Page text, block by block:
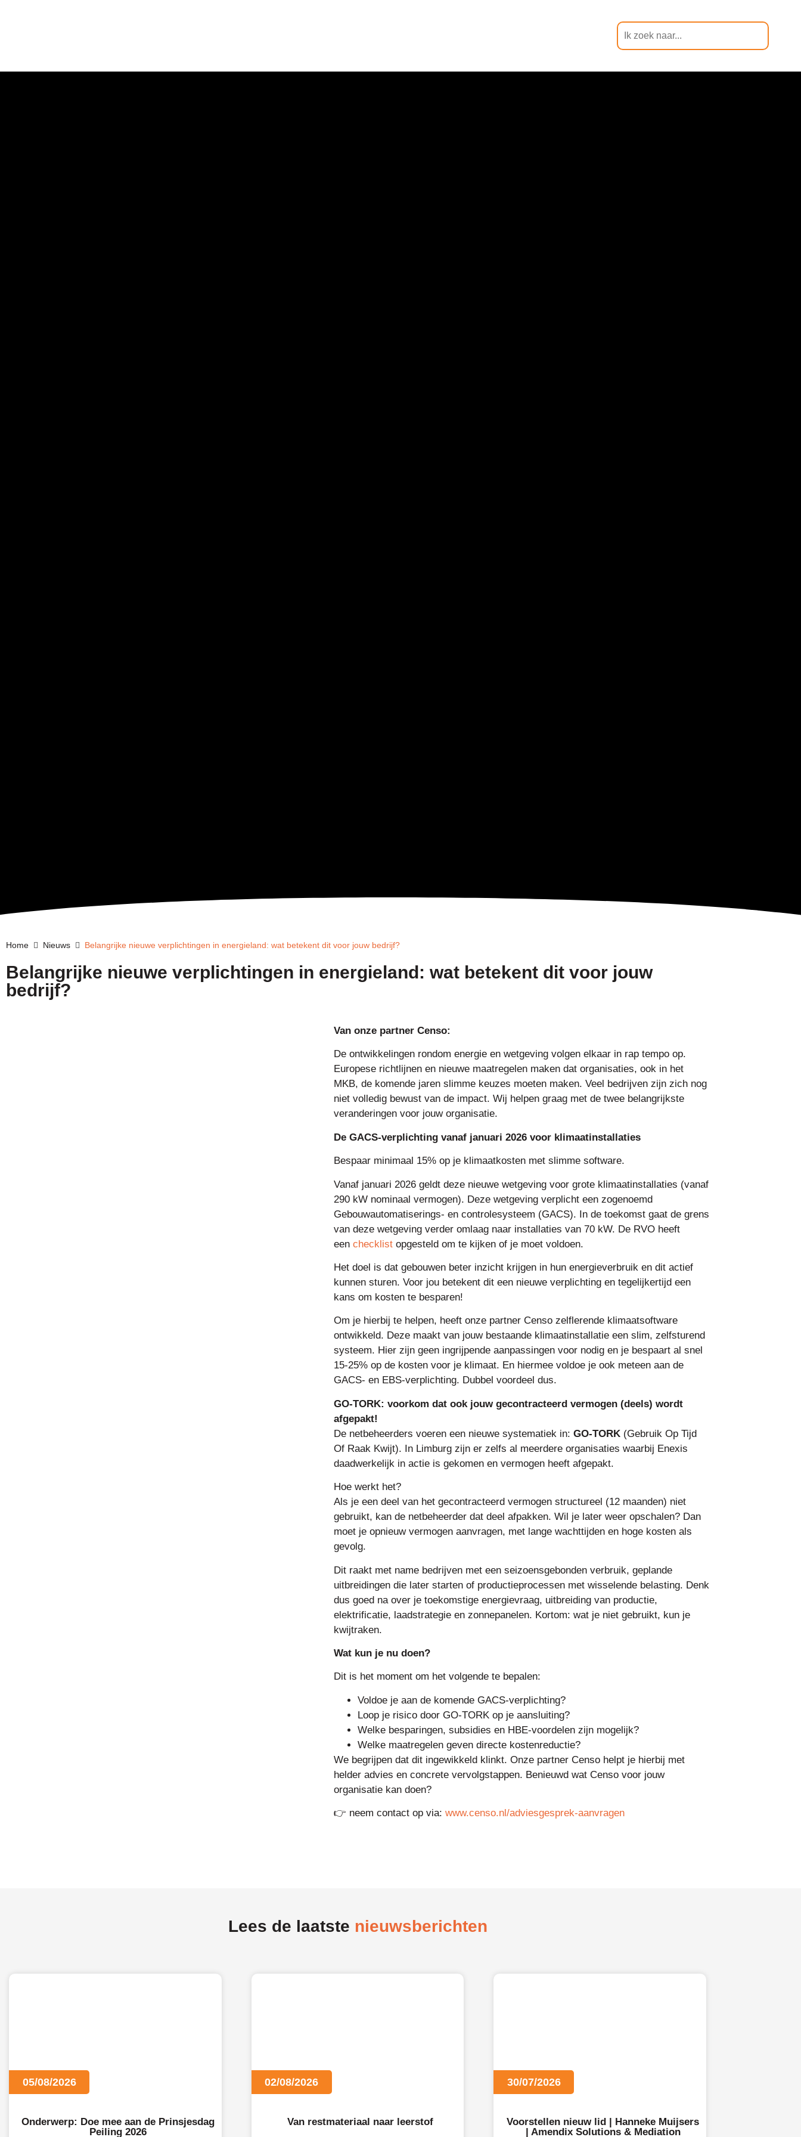
Home Nieuws Belangrijke nieuwe verplichtingen in energieland: wat betekent dit voor jouw bedrijf?
Belangrijke nieuwe verplichtingen in energieland: wat betekent dit voor jouw
bedrijf?
Van onze partner Censo:
De ontwikkelingen rondom energie en wetgeving volgen elkaar in rap tempo op.
Europese richtlijnen en nieuwe maatregelen maken dat organisaties, ook in het
MKB, de komende jaren slimme keuzes moeten maken. Veel bedrijven zijn zich nog
niet volledig bewust van de impact. Wij helpen graag met de twee belangrijkste
veranderingen voor jouw organisatie.
De GACS-verplichting vanaf januari 2026 voor klimaatinstallaties
Bespaar minimaal 15% op je klimaatkosten met slimme software.
Vanaf januari 2026 geldt deze nieuwe wetgeving voor grote klimaatinstallaties (vanaf
290 kW nominaal vermogen). Deze wetgeving verplicht een zogenoemd
Gebouwautomatiserings- en controlesysteem (GACS). In de toekomst gaat de grens
van deze wetgeving verder omlaag naar installaties van 70 kW. De RVO heeft
een checklist opgesteld om te kijken of je moet voldoen.
Het doel is dat gebouwen beter inzicht krijgen in hun energieverbruik en dit actief
kunnen sturen. Voor jou betekent dit een nieuwe verplichting en tegelijkertijd een
kans om kosten te besparen!
Om je hierbij te helpen, heeft onze partner Censo zelflerende klimaatsoftware
ontwikkeld. Deze maakt van jouw bestaande klimaatinstallatie een slim, zelfsturend
systeem. Hier zijn geen ingrijpende aanpassingen voor nodig en je bespaart al snel
15-25% op de kosten voor je klimaat. En hiermee voldoe je ook meteen aan de
GACS- en EBS-verplichting. Dubbel voordeel dus.
GO-TORK: voorkom dat ook jouw gecontracteerd vermogen (deels) wordt
afgepakt!
De netbeheerders voeren een nieuwe systematiek in: GO-TORK (Gebruik Op Tijd
Of Raak Kwijt). In Limburg zijn er zelfs al meerdere organisaties waarbij Enexis
daadwerkelijk in actie is gekomen en vermogen heeft afgepakt.
Hoe werkt het?
Als je een deel van het gecontracteerd vermogen structureel (12 maanden) niet
gebruikt, kan de netbeheerder dat deel afpakken. Wil je later weer opschalen? Dan
moet je opnieuw vermogen aanvragen, met lange wachttijden en hoge kosten als
gevolg.
Dit raakt met name bedrijven met een seizoensgebonden verbruik, geplande
uitbreidingen die later starten of productieprocessen met wisselende belasting. Denk
dus goed na over je toekomstige energievraag, uitbreiding van productie,
elektrificatie, laadstrategie en zonnepanelen. Kortom: wat je niet gebruikt, kun je
kwijtraken.
Wat kun je nu doen?
Dit is het moment om het volgende te bepalen:
Voldoe je aan de komende GACS-verplichting?
Loop je risico door GO-TORK op je aansluiting?
Welke besparingen, subsidies en HBE-voordelen zijn mogelijk?
Welke maatregelen geven directe kostenreductie?
We begrijpen dat dit ingewikkeld klinkt. Onze partner Censo helpt je hierbij met
helder advies en concrete vervolgstappen. Benieuwd wat Censo voor jouw
organisatie kan doen?
👉 neem contact op via: www.censo.nl/adviesgesprek-aanvragen
Lees de laatste nieuwsberichten
05/08/2026
Onderwerp: Doe mee aan de Prinsjesdag
Peiling 2026
02/08/2026
Van restmateriaal naar leerstof
30/07/2026
Voorstellen nieuw lid | Hanneke Muijsers
| Amendix Solutions & Mediation